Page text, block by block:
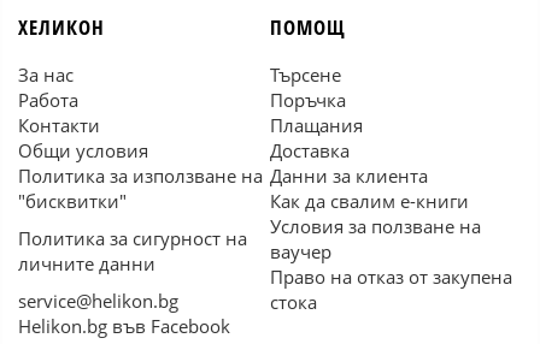
ХЕЛИКОН
За нас
Работа
Контакти
Общи условия
Политика за използване на
"бисквитки"
Политика за сигурност на
личните данни
service@helikon.bg
Helikon.bg във Facebook
ПОМОЩ
Търсене
Поръчка
Плащания
Доставка
Данни за клиента
Как да свалим е-книги
Условия за ползване на
ваучер
Право на отказ от закупена
стока